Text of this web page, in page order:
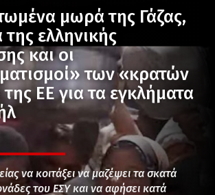
μωρά της Γάζας,
της ελληνικής
και οι
των «κρατών
ΕΕ για τα εγκλήματα
να κοιτάξει να μαζέψει τα σκατά
του ΕΣΥ και να αφήσει κατά